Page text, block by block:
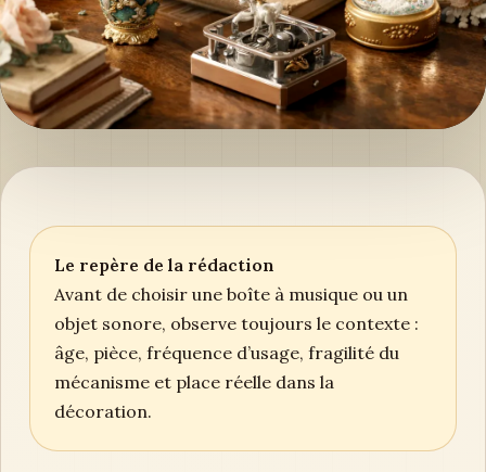
Le repère de la rédaction
Avant de choisir une boîte à musique ou un
objet sonore, observe toujours le contexte :
âge, pièce, fréquence d’usage, fragilité du
mécanisme et place réelle dans la
décoration.